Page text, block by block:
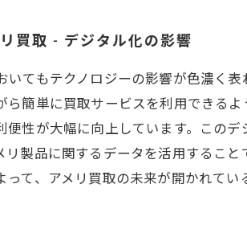
買取 - デジタル化の影響
いてもテクノロジーの影響が色濃く
ら簡単に買取サービスを利用できる
便性が大幅に向上しています。この
リ製品に関するデータを活用するこ
て、アメリ買取の未来が開かれてい